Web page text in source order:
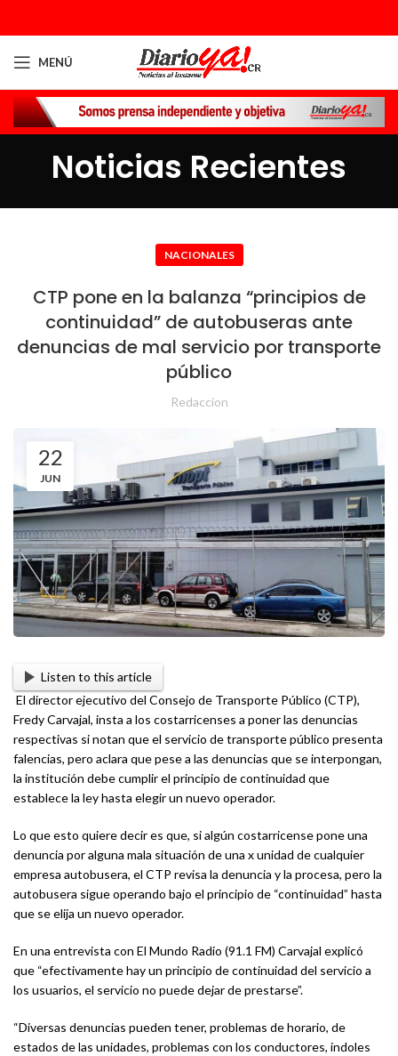
MENÚ
Noticias Recientes
NACIONALES
CTP pone en la balanza “principios de
continuidad” de autobuseras ante
denuncias de mal servicio por transporte
público
Redaccion
22
JUN
Listen to this article
El director ejecutivo del Consejo de Transporte Público (CTP),
Fredy Carvajal, insta a los costarricenses a poner las denuncias
respectivas si notan que el servicio de transporte público presenta
falencias, pero aclara que pese a las denuncias que se interpongan,
la institución debe cumplir el principio de continuidad que
establece la ley hasta elegir un nuevo operador.
Lo que esto quiere decir es que, si algún costarricense pone una
denuncia por alguna mala situación de una x unidad de cualquier
empresa autobusera, el CTP revisa la denuncia y la procesa, pero la
autobusera sigue operando bajo el principio de “continuidad” hasta
que se elija un nuevo operador.
En una entrevista con El Mundo Radio (91.1 FM) Carvajal explicó
que “efectivamente hay un principio de continuidad del servicio a
los usuarios, el servicio no puede dejar de prestarse”.
“Diversas denuncias pueden tener, problemas de horario, de
estados de las unidades, problemas con los conductores, indoles